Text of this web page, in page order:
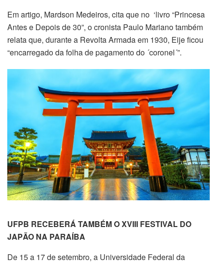
Em artigo, Mardson Medeiros, cita que no ‘livro “Princesa
Antes e Depois de 30”, o cronista Paulo Mariano também
relata que, durante a Revolta Armada em 1930, Eije ficou
“encarregado da folha de pagamento do ´coronel´”.
UFPB RECEBERÁ TAMBÉM O XVIII FESTIVAL DO
JAPÃO NA PARAÍBA
De 15 a 17 de setembro, a Universidade Federal da